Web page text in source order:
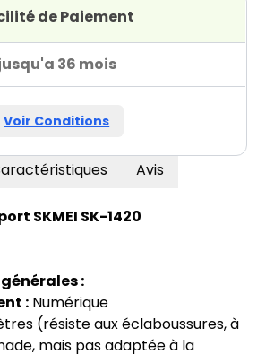
de Paiement
36 mois
Voir Conditions
Avis
SKMEI SK-1420
:
: Numérique
(résiste aux éclaboussures, à
mais pas adaptée à la